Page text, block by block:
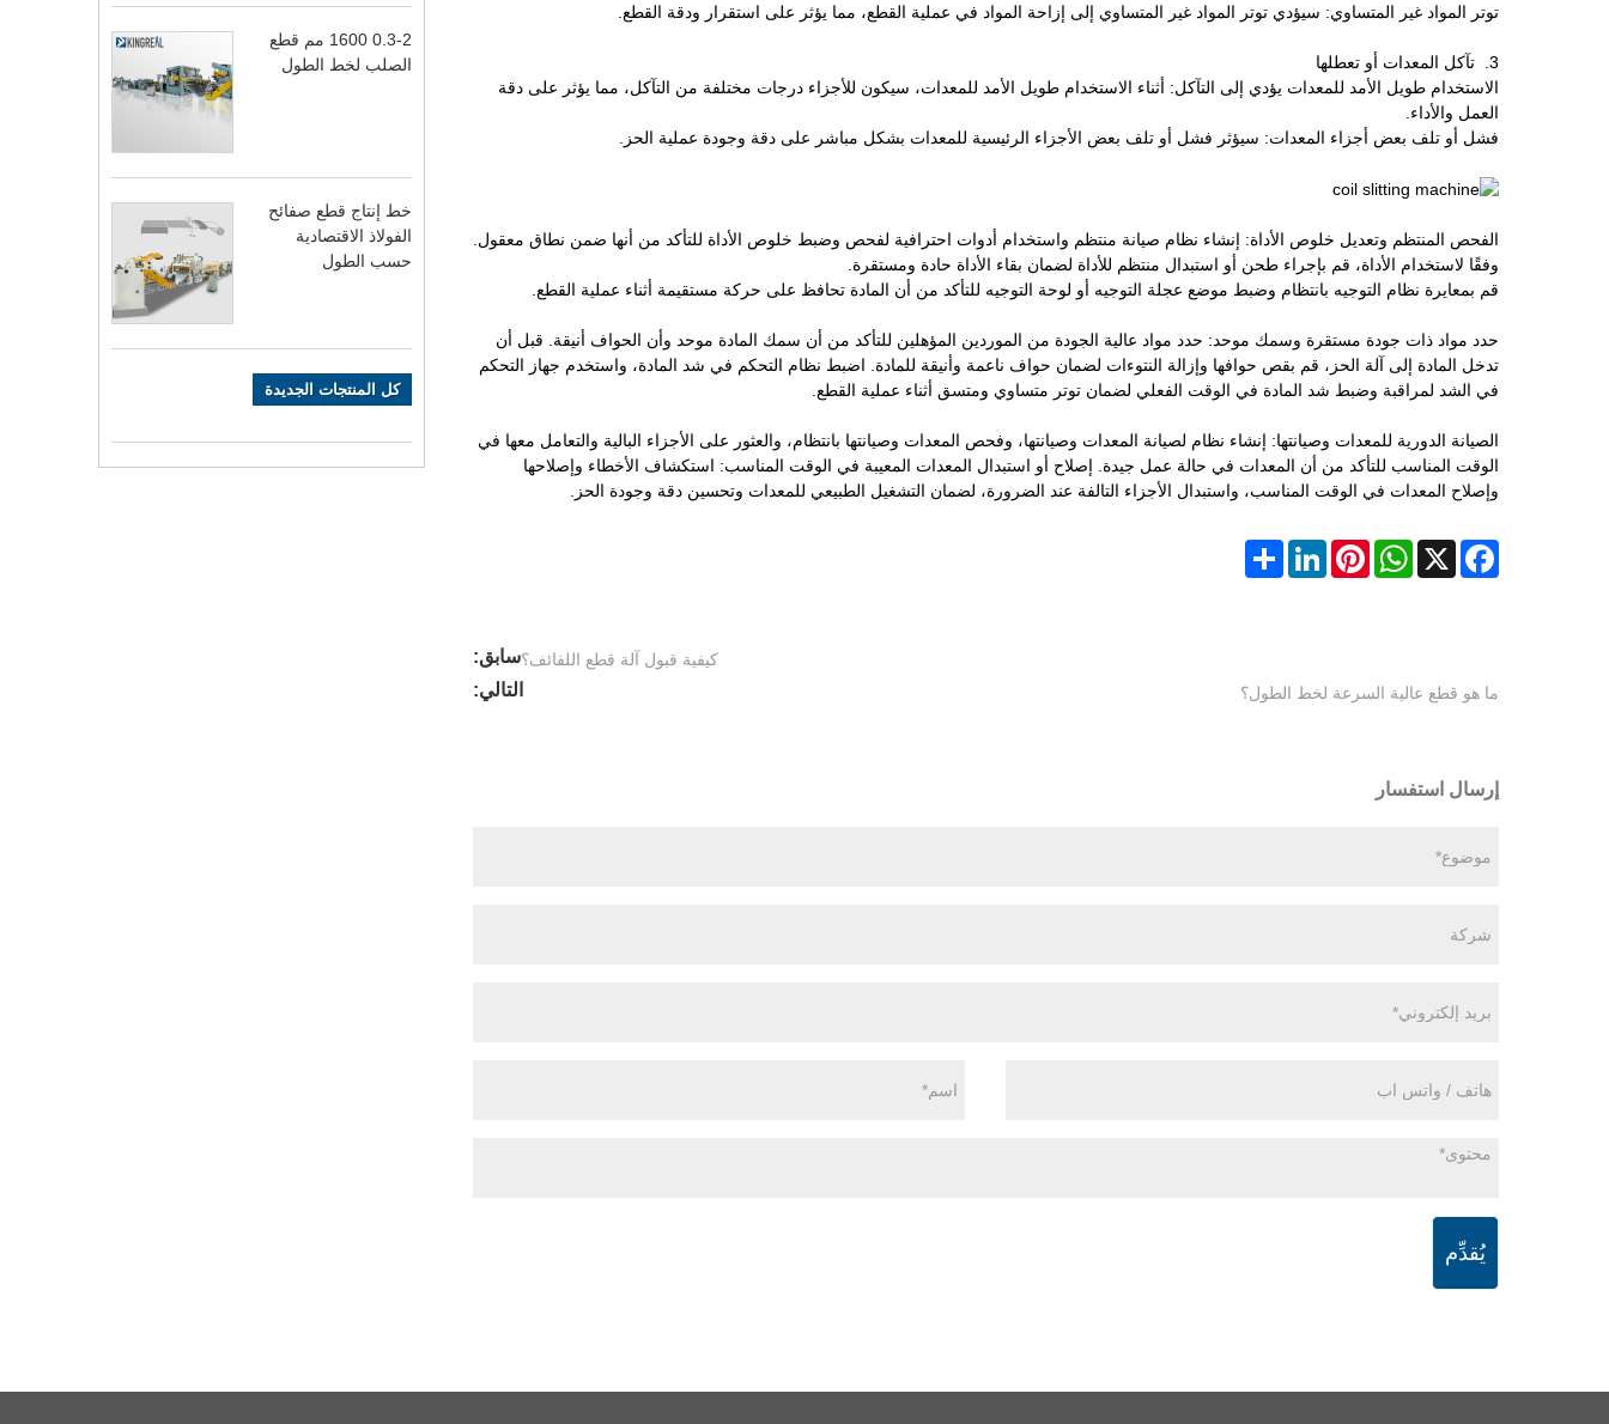
0.3-2 1600 مم قطع
الصلب لخط الطول
خط إنتاج قطع صفائح
الفولاذ الاقتصادية
حسب الطول
كل المنتجات الجديدة
توتر المواد غير المتساوي: سيؤدي توتر المواد غير المتساوي إلى إزاحة المواد في عملية القطع، مما يؤثر على استقرار ودقة القطع.
3. تآكل المعدات أو تعطلها
الاستخدام طويل الأمد للمعدات يؤدي إلى التآكل: أثناء الاستخدام طويل الأمد للمعدات، سيكون للأجزاء درجات مختلفة من التآكل، مما يؤثر على دقة
العمل والأداء.
فشل أو تلف بعض أجزاء المعدات: سيؤثر فشل أو تلف بعض الأجزاء الرئيسية للمعدات بشكل مباشر على دقة وجودة عملية الحز.
الفحص المنتظم وتعديل خلوص الأداة: إنشاء نظام صيانة منتظم واستخدام أدوات احترافية لفحص وضبط خلوص الأداة للتأكد من أنها ضمن نطاق معقول.
وفقًا لاستخدام الأداة، قم بإجراء طحن أو استبدال منتظم للأداة لضمان بقاء الأداة حادة ومستقرة.
قم بمعايرة نظام التوجيه بانتظام وضبط موضع عجلة التوجيه أو لوحة التوجيه للتأكد من أن المادة تحافظ على حركة مستقيمة أثناء عملية القطع.
حدد مواد ذات جودة مستقرة وسمك موحد: حدد مواد عالية الجودة من الموردين المؤهلين للتأكد من أن سمك المادة موحد وأن الحواف أنيقة. قبل أن
تدخل المادة إلى آلة الحز، قم بقص حوافها وإزالة النتوءات لضمان حواف ناعمة وأنيقة للمادة. اضبط نظام التحكم في شد المادة، واستخدم جهاز التحكم
في الشد لمراقبة وضبط شد المادة في الوقت الفعلي لضمان توتر متساوي ومتسق أثناء عملية القطع.
الصيانة الدورية للمعدات وصيانتها: إنشاء نظام لصيانة المعدات وصيانتها، وفحص المعدات وصيانتها بانتظام، والعثور على الأجزاء البالية والتعامل معها في
الوقت المناسب للتأكد من أن المعدات في حالة عمل جيدة. إصلاح أو استبدال المعدات المعيبة في الوقت المناسب: استكشاف الأخطاء وإصلاحها
وإصلاح المعدات في الوقت المناسب، واستبدال الأجزاء التالفة عند الضرورة، لضمان التشغيل الطبيعي للمعدات وتحسين دقة وجودة الحز.
Facebook
X
WhatsApp
Pinterest
LinkedIn
Share
سابق:كيفية قبول آلة قطع اللفائف؟
التالي: ما هو قطع عالية السرعة لخط الطول؟
إرسال استفسار
يُقدِّم